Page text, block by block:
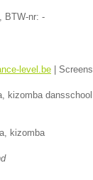
, BTW-nr: -
level.be
kizomba
kizomba